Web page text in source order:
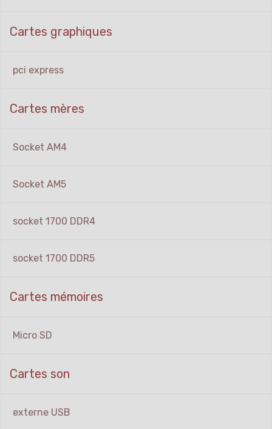
Cartes graphiques
pci express
Cartes mères
Socket AM4
Socket AM5
socket 1700 DDR4
socket 1700 DDR5
Cartes mémoires
Micro SD
Cartes son
externe USB